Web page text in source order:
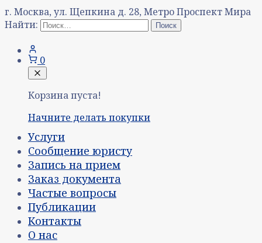
г. Москва, ул. Щепкина д. 28, Метро Проспект Мира
Найти:
0
Корзина пуста!
Начните делать покупки
Услуги
Сообщение юристу
Запись на прием
Заказ документа
Частые вопросы
Публикации
Контакты
О нас